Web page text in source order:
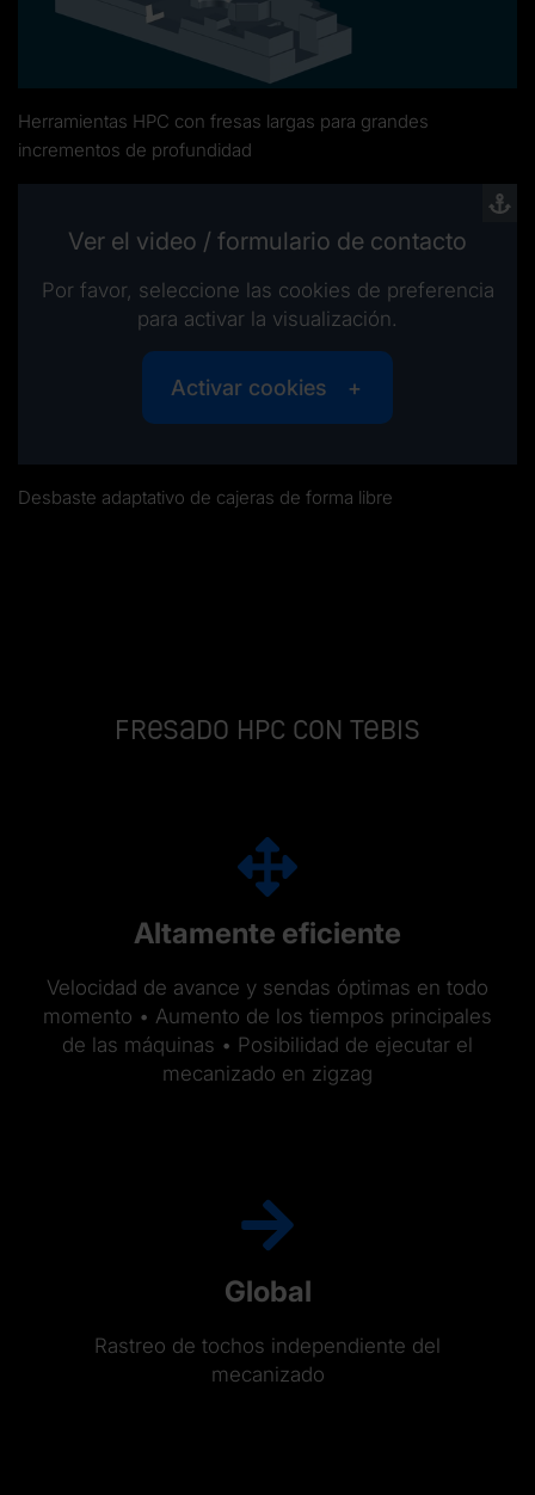
Herramientas HPC con fresas largas para grandes
incrementos de profundidad
Ver el video / formulario de contacto
Por favor, seleccione las cookies de preferencia
para activar la visualización.
Activar cookies
Desbaste adaptativo de cajeras de forma libre
Fresado HPC con Tebis
Altamente eficiente
Velocidad de avance y sendas óptimas en todo
momento • Aumento de los tiempos principales
de las máquinas • Posibilidad de ejecutar el
mecanizado en zigzag
Global
Rastreo de tochos independiente del
mecanizado